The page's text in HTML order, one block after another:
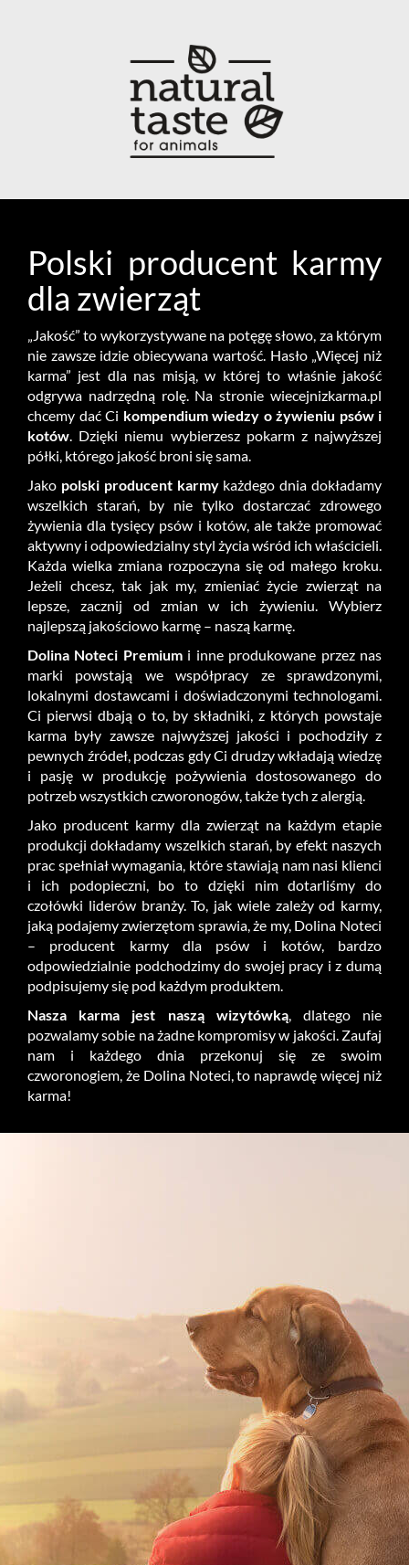
Polski producent karmy
dla zwierząt
„Jakość” to wykorzystywane na potęgę słowo, za którym
nie zawsze idzie obiecywana wartość. Hasło „Więcej niż
karma” jest dla nas misją, w której to właśnie jakość
odgrywa nadrzędną rolę. Na stronie wiecejnizkarma.pl
chcemy dać Ci kompendium wiedzy o żywieniu psów i
kotów. Dzięki niemu wybierzesz pokarm z najwyższej
półki, którego jakość broni się sama.
Jako polski producent karmykażdego dnia dokładamy
wszelkich starań, by nie tylko dostarczać zdrowego
żywienia dla tysięcy psów i kotów, ale także promować
aktywny i odpowiedzialny styl życia wśród ich właścicieli.
Każda wielka zmiana rozpoczyna się od małego kroku.
Jeżeli chcesz, tak jak my, zmieniać życie zwierząt na
lepsze, zacznij od zmian w ich żywieniu. Wybierz
najlepszą jakościowo karmę – naszą karmę.
Dolina Noteci Premiumi inne produkowane przez nas
marki powstają we współpracy ze sprawdzonymi,
lokalnymi dostawcami i doświadczonymi technologami.
Ci pierwsi dbają o to, by składniki, z których powstaje
karma były zawsze najwyższej jakości i pochodziły z
pewnych źródeł, podczas gdy Ci drudzy wkładają wiedzę
i pasję w produkcję pożywienia dostosowanego do
potrzeb wszystkich czworonogów, także tych z alergią.
Jako producent karmy dla zwierząt na każdym etapie
produkcji dokładamy wszelkich starań, by efekt naszych
prac spełniał wymagania, które stawiają nam nasi klienci
i ich podopieczni, bo to dzięki nim dotarliśmy do
czołówki liderów branży. To, jak wiele zależy od karmy,
jaką podajemy zwierzętom sprawia, że my, Dolina Noteci
– producent karmy dla psów i kotów, bardzo
odpowiedzialnie podchodzimy do swojej pracy i z dumą
podpisujemy się pod każdym produktem.
Nasza karma jest naszą wizytówką, dlatego nie
pozwalamy sobie na żadne kompromisy w jakości. Zaufaj
nam i każdego dnia przekonuj się ze swoim
czworonogiem, że Dolina Noteci, to naprawdę więcej niż
karma!